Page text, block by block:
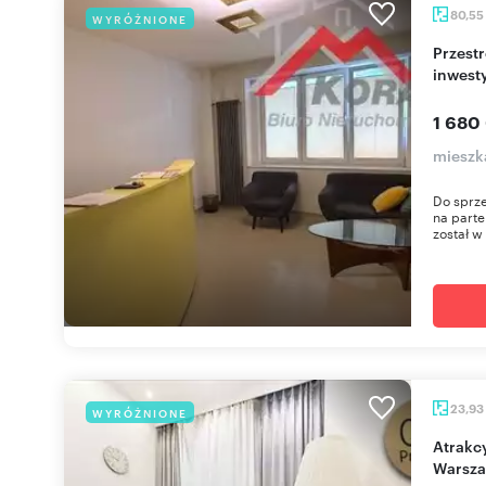
WYRÓŻNIONE 80,55
Przestronne 80,55 m² z potencjałem
1 680
Do
na
został
WYRÓŻNIONE 23,93
Atrakcyjne 2-pokojowe mieszkanie w centrum